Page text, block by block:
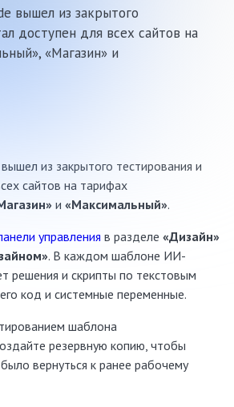
вышел из закрытого
доступен для всех сайтов на
«Магазин» и
вышел из закрытого тестирования и
сайтов на тарифах
и «Максимальный».
управления в разделе «Дизайн»
. В каждом шаблоне ИИ-
решения и скрипты по текстовым
код и системные переменные.
шаблона
резервную копию, чтобы
вернуться к ранее рабочему